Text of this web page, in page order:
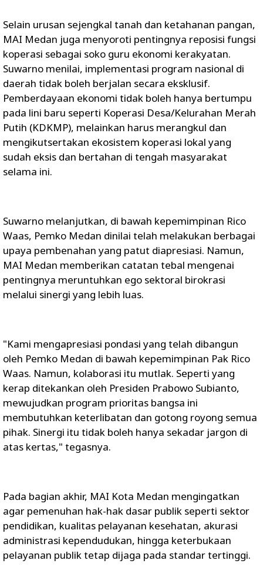
​Selain urusan sejengkal tanah dan ketahanan pangan,
MAI Medan juga menyoroti pentingnya reposisi fungsi
koperasi sebagai soko guru ekonomi kerakyatan.
Suwarno menilai, implementasi program nasional di
daerah tidak boleh berjalan secara eksklusif.
Pemberdayaan ekonomi tidak boleh hanya bertumpu
pada lini baru seperti Koperasi Desa/Kelurahan Merah
Putih (KDKMP), melainkan harus merangkul dan
mengikutsertakan ekosistem koperasi lokal yang
sudah eksis dan bertahan di tengah masyarakat
selama ini.
Suwarno melanjutkan, ​di bawah kepemimpinan Rico
Waas, Pemko Medan dinilai telah melakukan berbagai
upaya pembenahan yang patut diapresiasi. Namun,
MAI Medan memberikan catatan tebal mengenai
pentingnya meruntuhkan ego sektoral birokrasi
melalui sinergi yang lebih luas.
​"Kami mengapresiasi pondasi yang telah dibangun
oleh Pemko Medan di bawah kepemimpinan Pak Rico
Waas. Namun, kolaborasi itu mutlak. Seperti yang
kerap ditekankan oleh Presiden Prabowo Subianto,
mewujudkan program prioritas bangsa ini
membutuhkan keterlibatan dan gotong royong semua
pihak. Sinergi itu tidak boleh hanya sekadar jargon di
atas kertas," tegasnya.
​Pada bagian akhir, MAI Kota Medan mengingatkan
agar pemenuhan hak-hak dasar publik seperti sektor
pendidikan, kualitas pelayanan kesehatan, akurasi
administrasi kependudukan, hingga keterbukaan
pelayanan publik tetap dijaga pada standar tertinggi.